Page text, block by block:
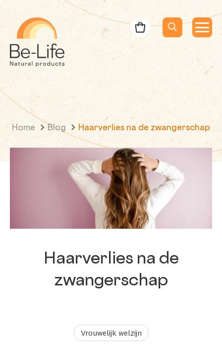
Menu
Menu
Zoekopdracht
Bestelbon
Home Blog Haarverlies na de zwangerschap
Haarverlies na de
zwangerschap
Vrouwelijk welzijn